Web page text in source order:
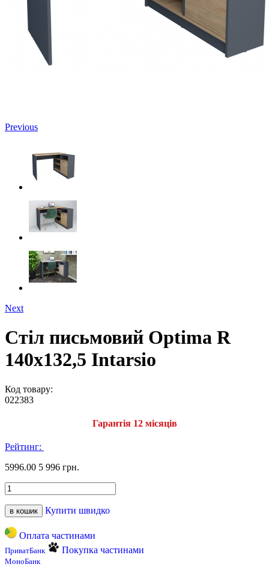
Previous
Next
Стіл письмовий Optima R
140х132,5 Intarsio
Код товару:
022383
Гарантія 12 місяців
Рейтинг:
5996.00 5 996 грн.
в кошик Купити швидко
Оплата частинами
ПриватБанк Покупка частинами
МоноБанк